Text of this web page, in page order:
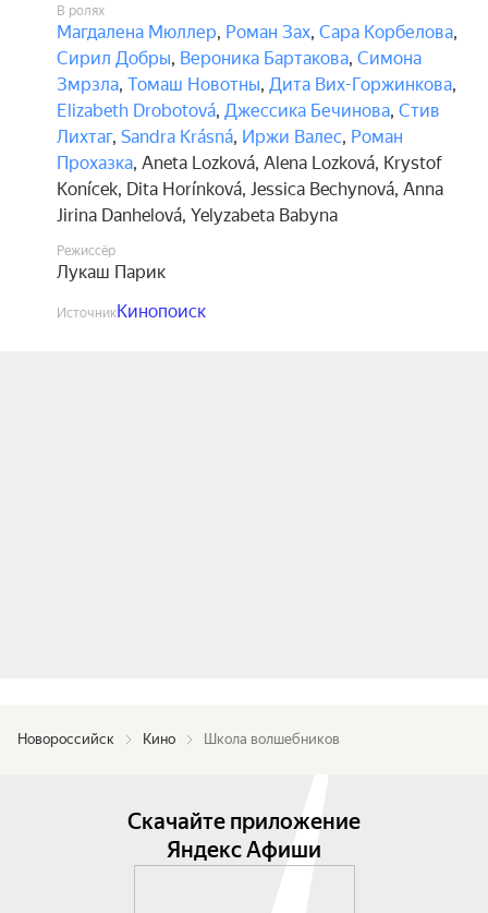
В ролях
Магдалена Мюллер, Роман Зах, Сара Корбелова,
Сирил Добры, Вероника Бартакова, Симона
Змрзла, Томаш Новотны, Дита Вих-Горжинкова,
Elizabeth Drobotová, Джессика Бечинова, Стив
Лихтаг, Sandra Krásná, Иржи Валес, Роман
Прохазка, Aneta Lozková, Alena Lozková, Krystof
Konícek, Dita Horínková, Jessica Bechynová, Anna
Jirina Danhelová, Yelyzabeta Babyna
Режиссёр
Лукаш Парик
ИсточникКинопоиск
Новороссийск Кино Школа волшебников
Скачайте приложение
Яндекс Афиши